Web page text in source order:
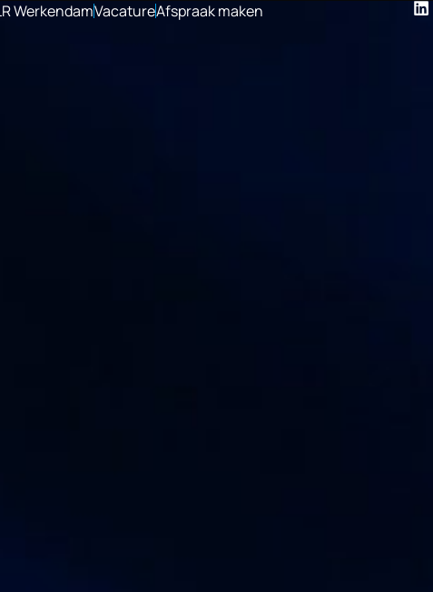
WerkendamVacatureAfspraak maken